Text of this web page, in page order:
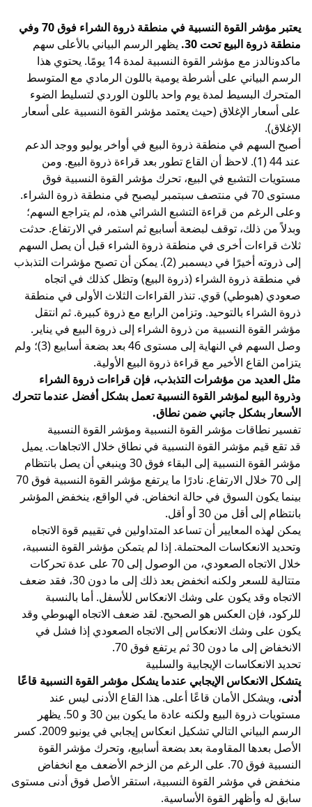
يعتبر مؤشر القوة النسبية في منطقة ذروة الشراء فوق 70 وفي
منطقة ذروة البيع تحت 30.
يظهر الرسم البياني بالأعلى سهم
ماكدونالدز مع مؤشر القوة النسبية لمدة 14 يومًا. يحتوي هذا
الرسم البياني على أشرطة يومية باللون الرمادي مع المتوسط
المتحرك البسيط لمدة يوم واحد باللون الوردي لتسليط الضوء
على أسعار الإغلاق (حيث يعتمد مؤشر القوة النسبية على أسعار
الإغلاق).
أصبح السهم في منطقة ذروة البيع في أواخر يوليو ووجد الدعم
عند 44 (1). لاحظ أن القاع تطور بعد قراءة ذروة البيع. ومن
مستويات التشبع في البيع، تحرك مؤشر القوة النسبية فوق
مستوى 70 في منتصف سبتمبر ليصبح في منطقة ذروة الشراء.
وعلى الرغم من قراءة التشبع الشرائي هذه، لم يتراجع السهم؛
وبدلاً من ذلك، توقف لبضعة أسابيع ثم استمر في الارتفاع. حدثت
ثلاث قراءات أخرى في منطقة ذروة الشراء قبل أن يصل السهم
إلى ذروته أخيرًا في ديسمبر (2). يمكن أن تصبح مؤشرات التذبذب
في منطقة ذروة الشراء (ذروة البيع) وتظل كذلك في اتجاه
صعودي (هبوطي) قوي. تنذر القراءات الثلاث الأولى في منطقة
ذروة الشراء بالتوحيد. وتزامن الرابع مع ذروة كبيرة. ثم انتقل
مؤشر القوة النسبية من ذروة الشراء إلى ذروة البيع في يناير.
وصل السهم في النهاية إلى مستوى 46 بعد بضعة أسابيع (3)؛ ولم
يتزامن القاع الأخير مع قراءة ذروة البيع الأولية.
مثل العديد من مؤشرات التذبذب، فإن قراءات ذروة الشراء
وذروة البيع لمؤشر القوة النسبية تعمل بشكل أفضل عندما تتحرك
الأسعار بشكل جانبي ضمن نطاق.
تفسير نطاقات مؤشر القوة النسبية ومؤشر القوة النسبية
قد تقع قيم مؤشر القوة النسبية في نطاق خلال الاتجاهات. يميل
مؤشر القوة النسبية إلى البقاء فوق 30 وينبغي أن يصل بانتظام
إلى 70 خلال الارتفاع. نادرًا ما يرتفع مؤشر القوة النسبية فوق 70
بينما يكون السوق في حالة انخفاض. في الواقع، ينخفض المؤشر
بانتظام إلى أقل من 30 أو أقل.
يمكن لهذه المعايير أن تساعد المتداولين في تقييم قوة الاتجاه
وتحديد الانعكاسات المحتملة. إذا لم يتمكن مؤشر القوة النسبية،
خلال الاتجاه الصعودي، من الوصول إلى 70 على عدة تحركات
متتالية للسعر ولكنه انخفض بعد ذلك إلى ما دون 30، فقد ضعف
الاتجاه وقد يكون على وشك الانعكاس للأسفل. أما بالنسبة
للركود، فإن العكس هو الصحيح. لقد ضعف الاتجاه الهبوطي وقد
يكون على وشك الانعكاس إلى الاتجاه الصعودي إذا فشل في
الانخفاض إلى ما دون 30 ثم يرتفع فوق 70.
تحديد الانعكاسات الإيجابية والسلبية
يتشكل الانعكاس الإيجابي عندما يشكل مؤشر القوة النسبية قاعًا
أدنى، ويشكل الأمان قاعًا أعلى. هذا القاع الأدنى ليس عند
مستويات ذروة البيع ولكنه عادة ما يكون بين 30 و 50. يظهر
الرسم البياني التالي تشكيل انعكاس إيجابي في يونيو 2009. كسر
الأصل بعدها المقاومة بعد بضعة أسابيع، وتحرك مؤشر القوة
النسبية فوق 70. على الرغم من الزخم الأضعف مع انخفاض
منخفض في مؤشر القوة النسبية، استقر الأصل فوق أدنى مستوى
سابق له وأظهر القوة الأساسية.